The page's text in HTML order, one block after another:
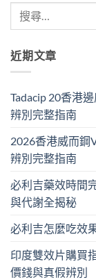
近期文章
Tadacip 20香港
辨別完整指南
2026香港威而鋼
辨別完整指南
必利吉藥效時間
與代謝全揭秘
必利吉怎麼吃效
印度雙效片購買
價錢與真假辨別